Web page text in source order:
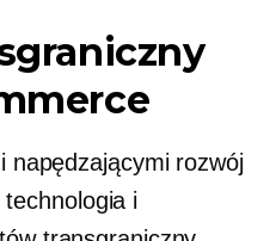
napędzającymi rozwój
i